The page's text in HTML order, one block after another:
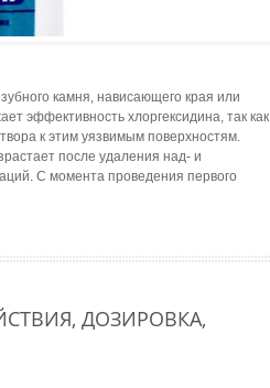
камня, нависающего края или
эффек­тивность хлоргексидина, так как
к этим уязвимым поверхностям.
после удаления над- и
С момента проведения первого
ДОЗИРОВКА,